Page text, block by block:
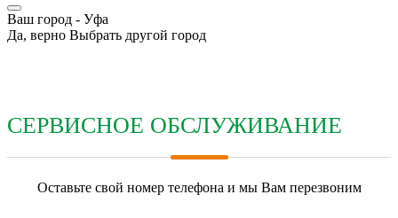
Ваш город - Уфа
Да, верно Выбрать другой город
СЕРВИСНОЕ ОБСЛУЖИВАНИЕ
Оставьте свой номер телефона и мы Вам перезвоним